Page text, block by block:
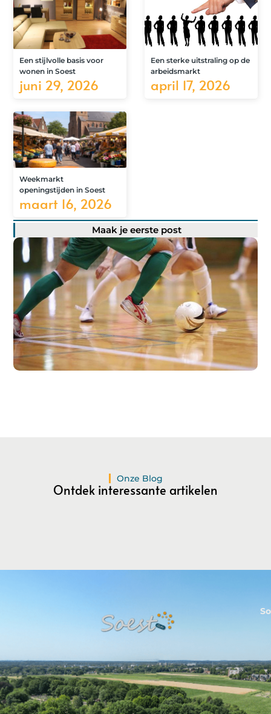
Een stijlvolle basis voor
wonen in Soest
juni 29, 2026
Een sterke uitstraling op de
arbeidsmarkt
april 17, 2026
Weekmarkt
openingstijden in Soest
maart 16, 2026
Maak je eerste post
Onze Blog
Ontdek interessante artikelen